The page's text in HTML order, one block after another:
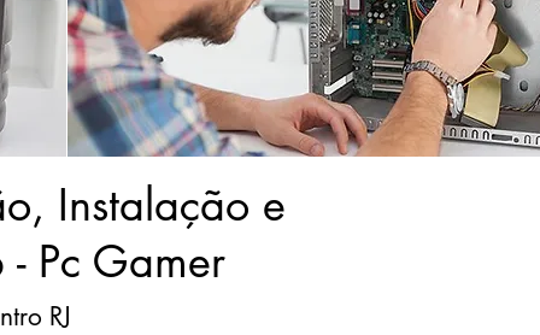
Instalação e
Pc Gamer
RJ